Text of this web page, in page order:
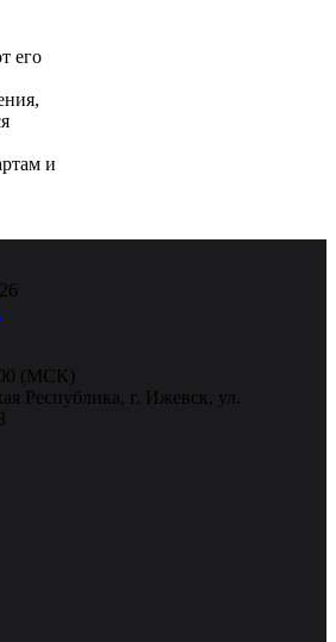
его
и
(МСК)
Республика, г. Ижевск, ул.